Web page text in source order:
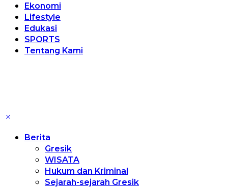
Ekonomi
Lifestyle
Edukasi
SPORTS
Tentang Kami
Berita
Gresik
WISATA
Hukum dan Kriminal
Sejarah-sejarah Gresik